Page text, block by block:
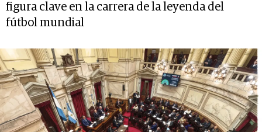
figura clave en la carrera de la leyenda del
fútbol mundial